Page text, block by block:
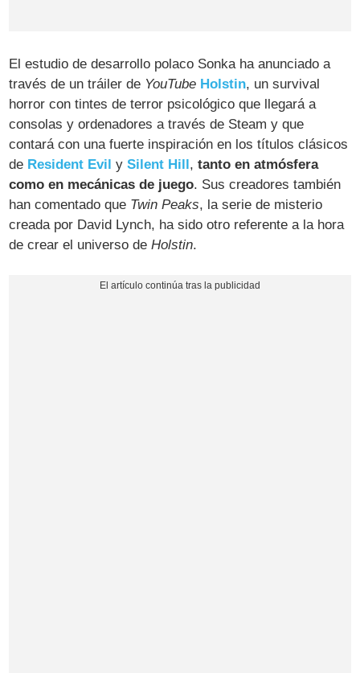
El estudio de desarrollo polaco Sonka ha anunciado a
través de un tráiler de YouTube Holstin, un survival
horror con tintes de terror psicológico que llegará a
consolas y ordenadores a través de Steam y que
contará con una fuerte inspiración en los títulos clásicos
de Resident Evil ySilent Hill,tanto en atmósfera
como en mecánicas de juego. Sus creadores también
han comentado que Twin Peaks, la serie de misterio
creada por David Lynch, ha sido otro referente a la hora
de crear el universo deHolstin.